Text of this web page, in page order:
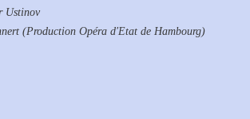
Ustinov
(Production Opéra d'Etat de Hambourg)